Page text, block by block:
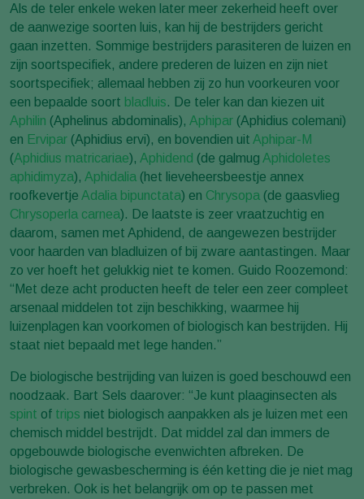
Als de teler enkele weken later meer zekerheid heeft over
de aanwezige soorten luis, kan hij de bestrijders gericht
gaan inzetten. Sommige bestrijders parasiteren de luizen en
zijn soortspecifiek, andere prederen de luizen en zijn niet
soortspecifiek; allemaal hebben zij zo hun voorkeuren voor
een bepaalde soort bladluis. De teler kan dan kiezen uit
Aphilin (Aphelinus abdominalis), Aphipar (Aphidius colemani)
en Ervipar (Aphidius ervi), en bovendien uit Aphipar-M
(Aphidius matricariae), Aphidend (de galmug Aphidoletes
aphidimyza), Aphidalia (het lieveheersbeestje annex
roofkevertje Adalia bipunctata) en Chrysopa (de gaasvlieg
Chrysoperla carnea). De laatste is zeer vraatzuchtig en
daarom, samen met Aphidend, de aangewezen bestrijder
voor haarden van bladluizen of bij zware aantastingen. Maar
zo ver hoeft het gelukkig niet te komen. Guido Roozemond:
“Met deze acht producten heeft de teler een zeer compleet
arsenaal middelen tot zijn beschikking, waarmee hij
luizenplagen kan voorkomen of biologisch kan bestrijden. Hij
staat niet bepaald met lege handen.”
De biologische bestrijding van luizen is goed beschouwd een
noodzaak. Bart Sels daarover: “Je kunt plaaginsecten als
spint of trips niet biologisch aanpakken als je luizen met een
chemisch middel bestrijdt. Dat middel zal dan immers de
opgebouwde biologische evenwichten afbreken. De
biologische gewasbescherming is één ketting die je niet mag
verbreken. Ook is het belangrijk om op te passen met